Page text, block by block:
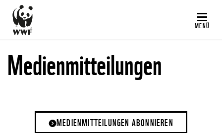
Direkt
zum
Inhalt
MENÜ
Medienmitteilungen
MEDIENMITTEILUNGEN ABONNIEREN